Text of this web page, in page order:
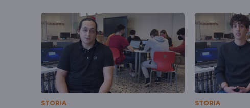
tag
scuoladaostafirenze
STORIA STORIA